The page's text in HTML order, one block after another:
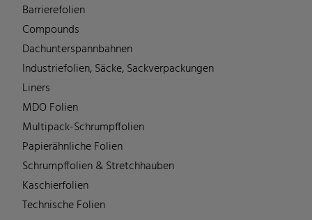
Barrierefolien
Compounds
Dachunterspannbahnen
Industriefolien, Säcke, Sackverpackungen
Liners
MDO Folien
Multipack-Schrumpffolien
Papierähnliche Folien
Schrumpffolien & Stretchhauben
Kaschierfolien
Technische Folien